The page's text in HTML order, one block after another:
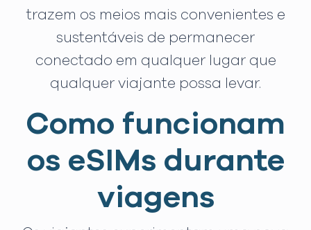
trazem os meios mais convenientes e
sustentáveis de permanecer
conectado em qualquer lugar que
qualquer viajante possa levar.
Como funcionam
os eSIMs durante
viagens